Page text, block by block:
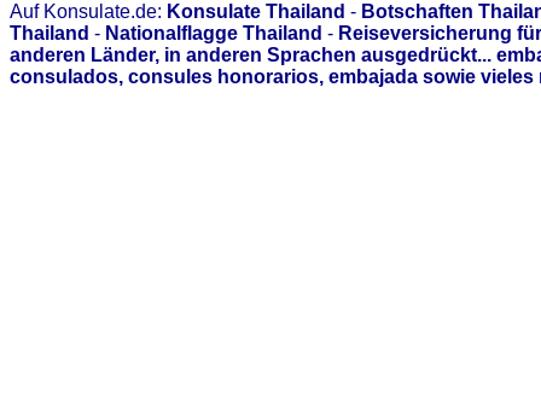
Auf Konsulate.de: Konsulate Thailand - Botschaften
Thailand - Nationalflagge Thailand - Reiseversicherung
anderen Länder, in anderen Sprachen ausgedrückt...
consulados, consules honorarios, embajada sowie vieles